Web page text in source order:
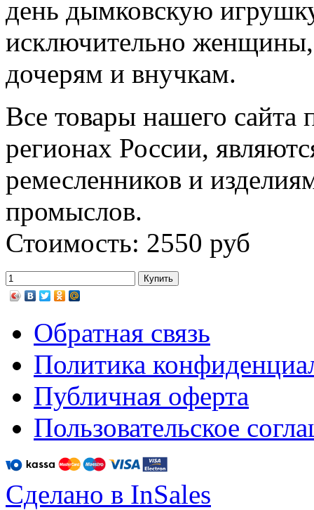
день дымковскую
исключительно женщины,
дочерям и внучкам.
Все товары нашего сайта
регионах России,
ремесленников и
промыслов.
Стоимость: 2550 руб
Обратная связь
Политика
Публичная оферта
Пользовательское
Сделано в InSales